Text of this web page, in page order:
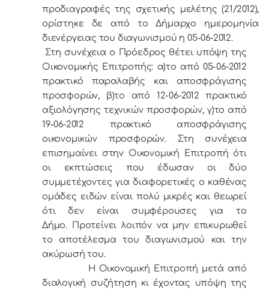
προδιαγραφές της σχετικής μελέτης (21/2012),
ορίστηκε δε από το Δήμαρχο ημερομηνία
διενέργειας του διαγωνισμού η 05-06-2012.
Στη συνέχεια ο Πρόεδρος θέτει υπόψη της
Οικονομικής Επιτροπής: α)το από 05-06-2012
πρακτικό παραλαβής και αποσφράγισης
προσφορών, β)το από 12-06-2012 πρακτικό
αξιολόγησης τεχνικών προσφορών, γ)το από
19-06-2012 πρακτικό αποσφράγισης
οικονομικών προσφορών. Στη συνέχεια
επισημαίνει στην Οικονομική Επιτροπή ότι
οι εκπτώσεις που έδωσαν οι δύο
συμμετέχοντες για διαφορετικές ο καθένας
ομάδες ειδών είναι πολύ μικρές και θεωρεί
ότι δεν είναι συμφέρουσες για το
Δήμο. Προτείνει λοιπόν να μην επικυρωθεί
το αποτέλεσμα του διαγωνισμού και την
ακύρωσή του.
Η Οικονομική Επιτροπή μετά από
διαλογική συζήτηση κι έχοντας υπόψη της